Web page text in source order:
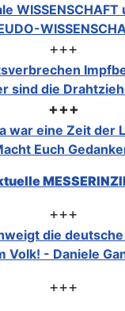
WISSENSCHAFT
+++
sind die
+++
war eine Zeit der
Euch
+++
die
Volk! - Daniele
+++